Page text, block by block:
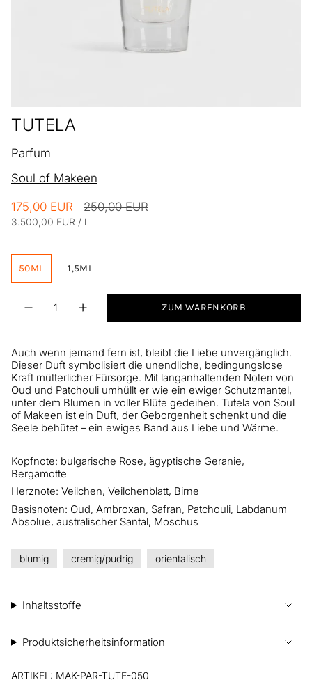
TUTELA
Parfum
Soul of Makeen
175,00 EUR
Regulärer
Preis
250,00 EUR
Einheitspreis
3.500,00 EUR /pro
l
50ML 1,5ML
ZUM WARENKORB
Auch wenn jemand fern ist, bleibt die Liebe unvergänglich.
Dieser Duft symbolisiert die unendliche, bedingungslose
Kraft mütterlicher Fürsorge. Mit langanhaltenden Noten von
Oud und Patchouli umhüllt er wie ein ewiger Schutzmantel,
unter dem Blumen in voller Blüte gedeihen. Tutela von Soul
of Makeen ist ein Duft, der Geborgenheit schenkt und die
Seele behütet – ein ewiges Band aus Liebe und Wärme.
Kopfnote: bulgarische Rose, ägyptische Geranie,
Bergamotte
Herznote: Veilchen, Veilchenblatt, Birne
Basisnoten: Oud, Ambroxan, Safran, Patchouli, Labdanum
Absolue, australischer Santal, Moschus
blumig cremig/pudrig orientalisch
Inhaltsstoffe
Produktsicherheitsinformation
ARTIKEL: MAK-PAR-TUTE-050